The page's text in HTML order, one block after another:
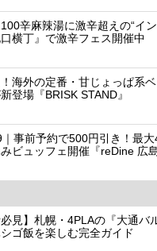
辛麻辣湯に激辛超えの“イン
口横丁』で激辛フェス開催中
海外の定番・甘じょっぱ系
登場『BRISK STAND』
事前予約で500円引き！最
ビュッフェ開催『reDine 広島
必見】札幌・4PLAの『大通バ
ゴ飯を楽しむ完全ガイド